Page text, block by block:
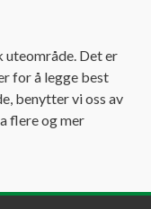
uteområde. Det er
for å legge best
benytter vi oss av
flere og mer